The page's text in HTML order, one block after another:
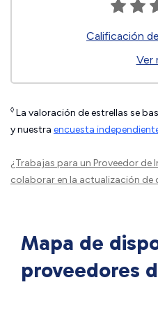
Calificación
Ver
◊ La valoración de estrellas se
y nuestra encuesta
¿Trabajas para un Proveedor de
colaborar en la actualización de
Mapa de
proveedores